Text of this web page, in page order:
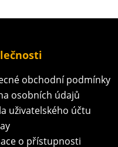
obchodní podmínky
osobních údajů
uživatelského účtu
o přístupnosti